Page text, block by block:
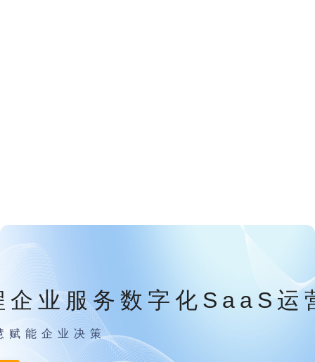
企业服务数字化SaaS运
赋能企业决策